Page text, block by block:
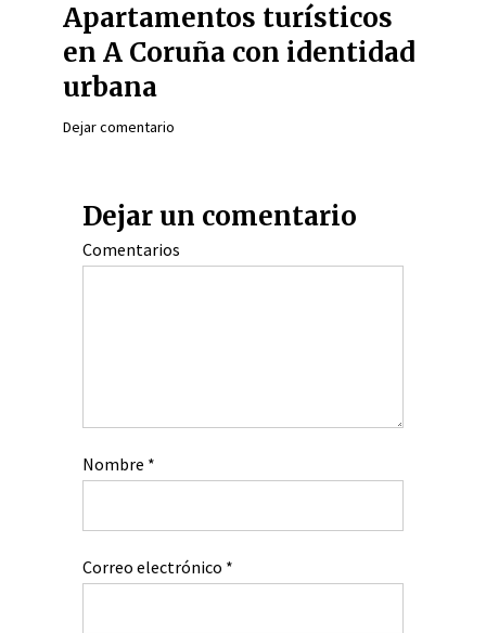
Apartamentos turísticos
en A Coruña con identidad
urbana
Dejar comentario
Dejar un comentario
Comentarios
Nombre *
Correo electrónico *